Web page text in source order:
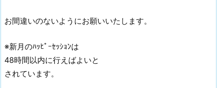
お間違いのないようにお願いいたします。
※新月のﾊｯﾋﾟｰｾｯｼｮﾝは
48時間以内に行えばよいと
されています。